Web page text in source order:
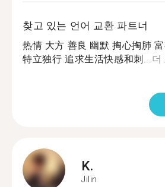
찾고 있는 언어 교환 파트너
热情 大方 善良 幽默 掏心掏肺
特立独行 追求生活快感和刺...더
K.
Jilin